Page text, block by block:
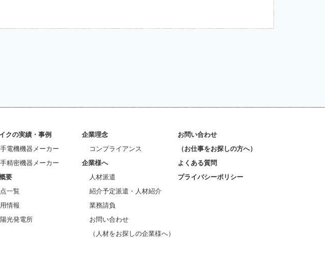
される情報です。 7.お問い合わせ先 ミライク株式会
、またはその他プライバシーポリシーの変更を行う
クの実績・事例
電機機器メーカー
精密機器メーカー
要
一覧
情報
光発電所
企業理念
コンプライアンス
企業様へ
人材派遣
紹介予定派遣・人材紹介
業務請負
お問い合わせ
（人材をお探しの企業様へ）
お問い合わせ
（お仕事をお探しの方へ）
よくある質問
プライバシーポリシー